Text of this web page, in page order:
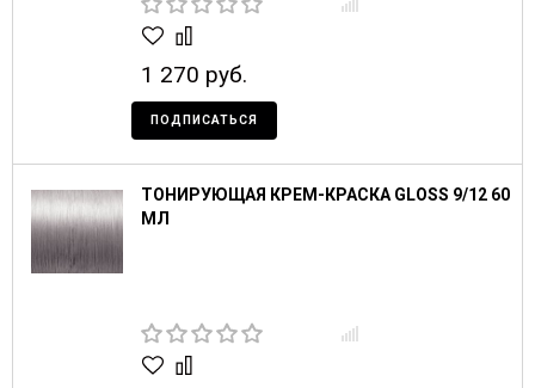
1 270 руб.
ПОДПИСАТЬСЯ
ТОНИРУЮЩАЯ КРЕМ-КРАСКА GLOSS 9/12 60
МЛ